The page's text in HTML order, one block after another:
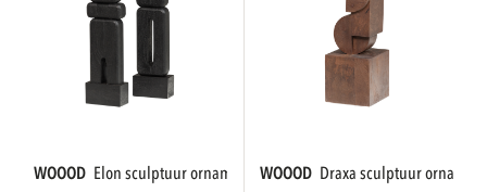
WOOOD elon sculptuur ornamenten hout zwart...
WOOOD draxa sculptuur